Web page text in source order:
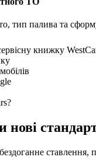
тип палива та
книжку
ставлення,